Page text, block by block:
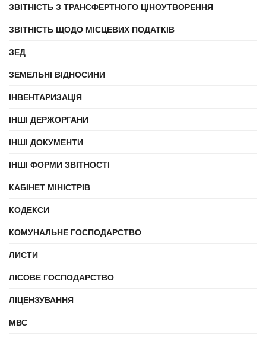
ЗВІТНІСТЬ З ТРАНСФЕРТНОГО ЦІНОУТВОРЕННЯ
ЗВІТНІСТЬ ЩОДО МІСЦЕВИХ ПОДАТКІВ
ЗЕД
ЗЕМЕЛЬНІ ВІДНОСИНИ
ІНВЕНТАРИЗАЦІЯ
ІНШІ ДЕРЖОРГАНИ
ІНШІ ДОКУМЕНТИ
ІНШІ ФОРМИ ЗВІТНОСТІ
КАБІНЕТ МІНІСТРІВ
КОДЕКСИ
КОМУНАЛЬНЕ ГОСПОДАРСТВО
ЛИСТИ
ЛІСОВЕ ГОСПОДАРСТВО
ЛІЦЕНЗУВАННЯ
МВС